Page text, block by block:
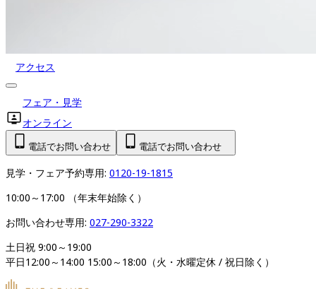
アクセス
フェア・見学
オンライン
電話でお問い合わせ 電話でお問い合わせ
見学・フェア予約専用: 0120-19-1815
10:00～17:00 （年末年始除く）
お問い合わせ専用: 027-290-3322
土日祝 9:00～19:00
平日12:00～14:00 15:00～18:00（火・水曜定休 / 祝日除く）